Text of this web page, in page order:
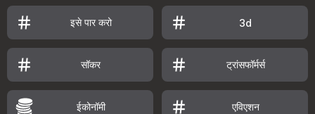
इसे पार करो 3d
सॉकर ट्रांसफॉर्मर्स
ईकोनॉमी एविएशन